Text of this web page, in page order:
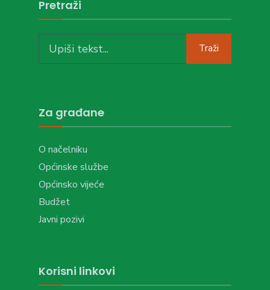
Pretraži
for:
Traži
Za građane
O načelniku
Općinske službe
Općinsko vijeće
Budžet
Javni pozivi
Korisni linkovi